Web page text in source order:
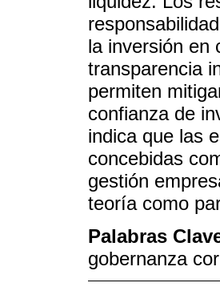
la inversión en
transparencia
permiten
confianza de
indica que las
concebidas
gestión
teoría como
Palabras
gobernanza